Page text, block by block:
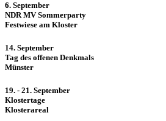
6. September
NDR MV Sommerparty
Festwiese am Kloster
14. September
Tag des offenen Denkmals
Münster
19. - 21. September
Klostertage
Klosterareal